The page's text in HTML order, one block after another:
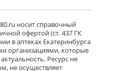
носит справочный
офертой (ст. 437 ГК
в аптеках Екатеринбурга
организациями, которые
Ресурс не
не осуществляет